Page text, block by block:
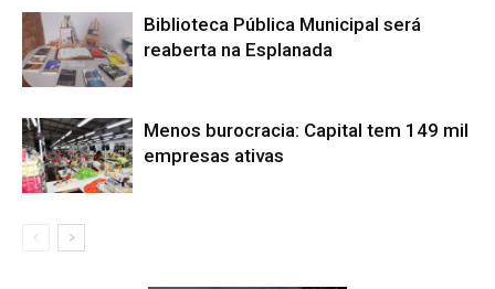
Biblioteca Pública Municipal será
reaberta na Esplanada
Menos burocracia: Capital tem 149 mil
empresas ativas